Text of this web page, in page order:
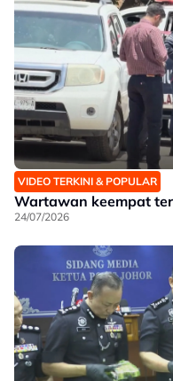
VIDEO TERKINI & POPULAR
Wartawan keempat
24/07/2026